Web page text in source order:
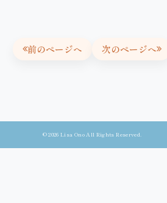
前のページへ 次のページへ
© 2026 Lisa Ono All Rights Reserved.